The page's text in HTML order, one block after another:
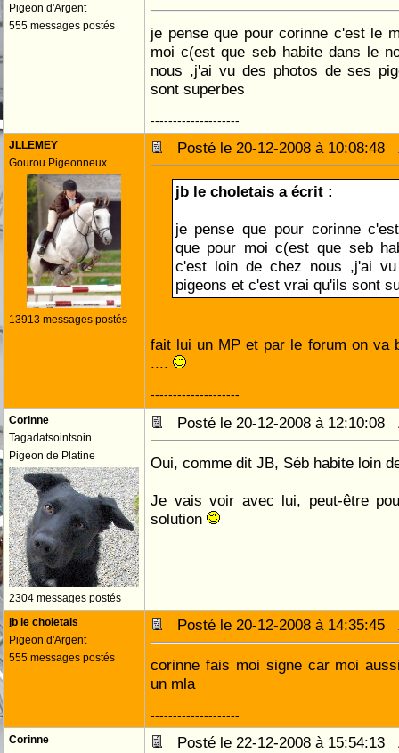
Pigeon d'Argent
555 messages postés
je pense que pour corinne c'est le
moi c(est que seb habite dans le
nous ,j'ai vu des photos de ses
sont superbes
--------------------
JLLEMEY
Gourou Pigeonneux
13913 messages postés
Posté le 20-12-2008 à 10:08:48
jb le choletais a écrit :
je pense que pour corinne
que pour moi c(est que seb
c'est loin de chez nous ,j'ai
pigeons et c'est vrai qu'ils sont
fait lui un MP et par le forum on va
....
--------------------
Corinne
Tagadatsointsoin
Pigeon de Platine
2304 messages postés
Posté le 20-12-2008 à 12:10:08
Oui, comme dit JB, Séb habite loin
Je vais voir avec lui, peut-être
solution
jb le choletais
Pigeon d'Argent
555 messages postés
Posté le 20-12-2008 à 14:35:45
corinne fais moi signe car moi
un mla
--------------------
Corinne
Posté le 22-12-2008 à 15:54:13